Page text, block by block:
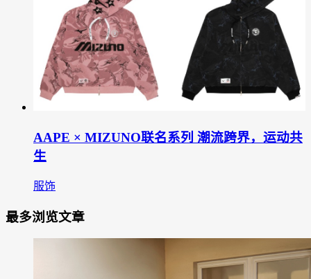
AAPE × MIZUNO联名系列 潮流跨界，运动共
生
服饰
最多浏览文章